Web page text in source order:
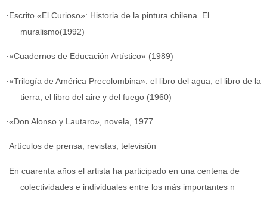
·Escrito «El Curioso»: Historia de la pintura chilena. El
muralismo(1992)
·«Cuadernos de Educación Artístico» (1989)
·«Trilogía de América Precolombina»: el libro del agua, el libro de la
tierra, el libro del aire y del fuego (1960)
·«Don Alonso y Lautaro», novela, 1977
·Artículos de prensa, revistas, televisión
·En cuarenta años el artista ha participado en una centena de
colectividades e individuales entre los más importantes n